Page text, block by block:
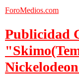
ForoMedios.com
Publicidad